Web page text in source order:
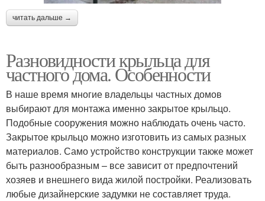
читать дальше →
Разновидности крыльца для
частного дома. Особенности
В наше время многие владельцы частных домов
выбирают для монтажа именно закрытое крыльцо.
Подобные сооружения можно наблюдать очень часто.
Закрытое крыльцо можно изготовить из самых разных
материалов. Само устройство конструкции также может
быть разнообразным – все зависит от предпочтений
хозяев и внешнего вида жилой постройки. Реализовать
любые дизайнерские задумки не составляет труда.